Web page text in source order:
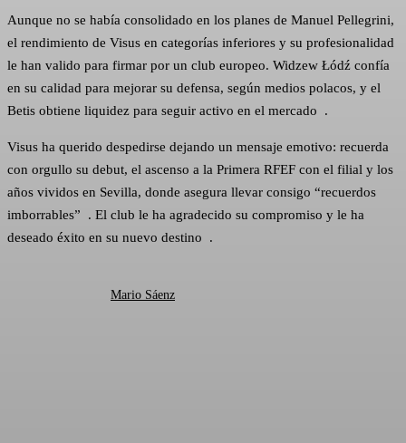
Aunque no se había consolidado en los planes de Manuel Pellegrini,
el rendimiento de Visus en categorías inferiores y su profesionalidad
le han valido para firmar por un club europeo. Widzew Łódź confía
en su calidad para mejorar su defensa, según medios polacos, y el
Betis obtiene liquidez para seguir activo en el mercado .
Visus ha querido despedirse dejando un mensaje emotivo: recuerda
con orgullo su debut, el ascenso a la Primera RFEF con el filial y los
años vividos en Sevilla, donde asegura llevar consigo “recuerdos
imborrables” . El club le ha agradecido su compromiso y le ha
deseado éxito en su nuevo destino .
Mario Sáenz